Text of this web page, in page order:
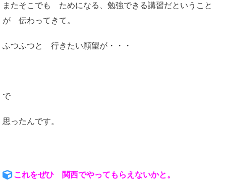
またそこでも ためになる、勉強できる講習だということ
が 伝わってきて。
ふつふつと 行きたい願望が・・・
で
思ったんです。
これをぜひ 関西でやってもらえないかと。